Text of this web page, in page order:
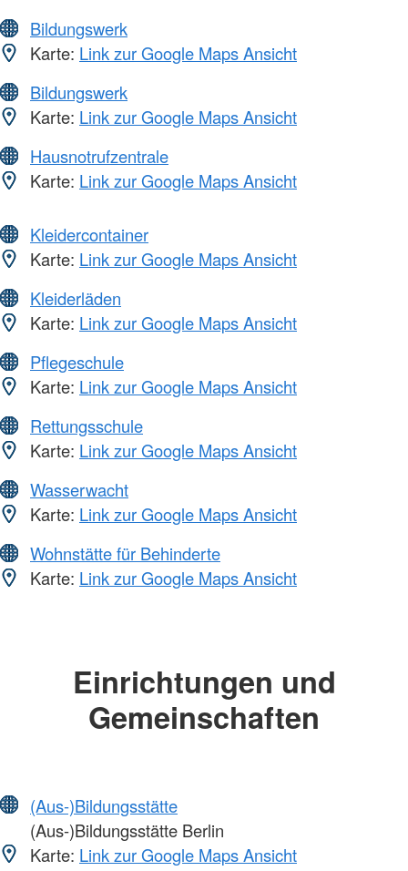
Bildungswerk
Karte: Link zur Google Maps Ansicht
Bildungswerk
Karte: Link zur Google Maps Ansicht
Hausnotrufzentrale
Karte: Link zur Google Maps Ansicht
Kleidercontainer
Karte: Link zur Google Maps Ansicht
Kleiderläden
Karte: Link zur Google Maps Ansicht
Pflegeschule
Karte: Link zur Google Maps Ansicht
Rettungsschule
Karte: Link zur Google Maps Ansicht
Wasserwacht
Karte: Link zur Google Maps Ansicht
Wohnstätte für Behinderte
Karte: Link zur Google Maps Ansicht
Einrichtungen und
Gemeinschaften
(Aus-)Bildungsstätte
(Aus-)Bildungsstätte Berlin
Karte: Link zur Google Maps Ansicht